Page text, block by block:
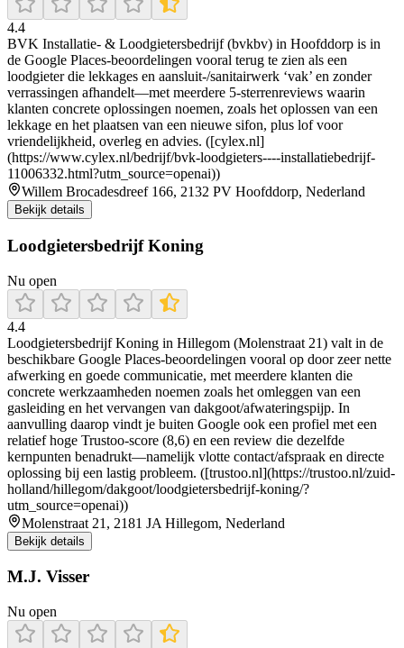
4.4
BVK Installatie- & Loodgietersbedrijf (bvkbv) in Hoofddorp is in
de Google Places-beoordelingen vooral terug te zien als een
loodgieter die lekkages en aansluit-/sanitairwerk ‘vak’ en zonder
verrassingen afhandelt—met meerdere 5-sterrenreviews waarin
klanten concrete oplossingen noemen, zoals het oplossen van een
lekkage en het plaatsen van een nieuwe sifon, plus lof voor
vriendelijkheid, overleg en advies. ([cylex.nl]
(https://www.cylex.nl/bedrijf/bvk-loodgieters----installatiebedrijf-
11006332.html?utm_source=openai))
Willem Brocadesdreef 166, 2132 PV Hoofddorp, Nederland
Bekijk details
Loodgietersbedrijf Koning
Nu open
4.4
Loodgietersbedrijf Koning in Hillegom (Molenstraat 21) valt in de
beschikbare Google Places-beoordelingen vooral op door zeer nette
afwerking en goede communicatie, met meerdere klanten die
concrete werkzaamheden noemen zoals het omleggen van een
gasleiding en het vervangen van dakgoot/afwateringspijp. In
aanvulling daarop vindt je buiten Google ook een profiel met een
relatief hoge Trustoo-score (8,6) en een review die dezelfde
kernpunten benadrukt—namelijk vlotte contact/afspraak en directe
oplossing bij een lastig probleem. ([trustoo.nl](https://trustoo.nl/zuid-
holland/hillegom/dakgoot/loodgietersbedrijf-koning/?
utm_source=openai))
Molenstraat 21, 2181 JA Hillegom, Nederland
Bekijk details
M.J. Visser
Nu open